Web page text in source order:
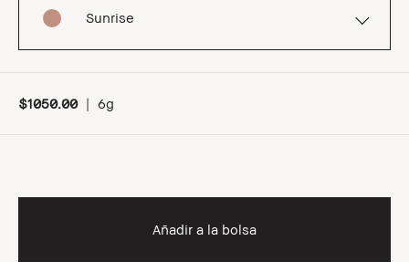
Sunrise
$1050.00 | 6g
Añadir a la bolsa